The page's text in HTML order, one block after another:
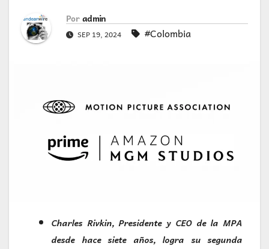
Por admin
SEP 19, 2024 #Colombia
Charles Rivkin, Presidente y CEO de la MPA
desde hace siete años, logra su segunda